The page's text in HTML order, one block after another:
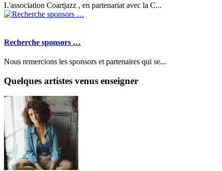
L'association Coartjazz , en partenariat avec la C...
Recherche sponsors …
Nous remercions les sponsors et partenaires qui se...
Quelques artistes venus enseigner